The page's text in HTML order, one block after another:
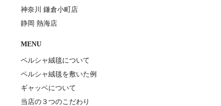
神奈川 鎌倉小町店
静岡 熱海店
MENU
ペルシャ絨毯について
ペルシャ絨毯を敷いた例
ギャッベについて
当店の３つのこだわり